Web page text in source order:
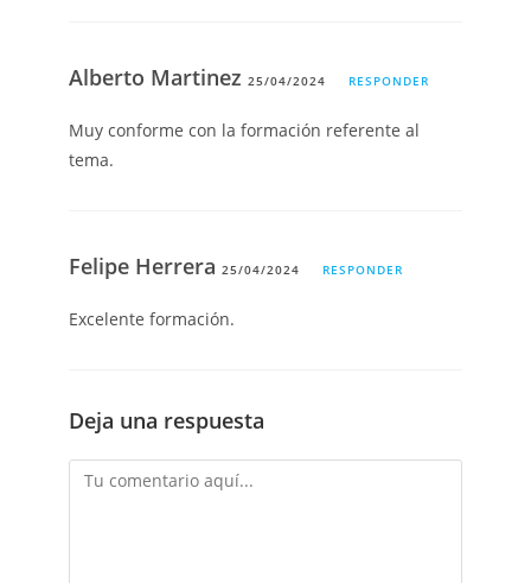
Alberto Martinez25/04/2024 RESPONDER
Muy conforme con la formación referente al
tema.
Felipe Herrera25/04/2024 RESPONDER
Excelente formación.
Deja una respuesta